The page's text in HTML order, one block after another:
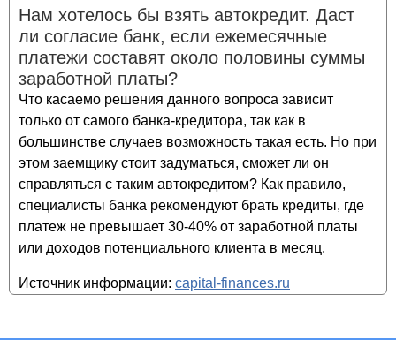
Нам хотелось бы взять автокредит. Даст
ли согласие банк, если ежемесячные
платежи составят около половины суммы
заработной платы?
Что касаемо решения данного вопроса зависит
только от самого банка-кредитора, так как в
большинстве случаев возможность такая есть. Но при
этом заемщику стоит задуматься, сможет ли он
справляться с таким автокредитом? Как правило,
специалисты банка рекомендуют брать кредиты, где
платеж не превышает 30-40% от заработной платы
или доходов потенциального клиента в месяц.
Источник информации: capital-finances.ru